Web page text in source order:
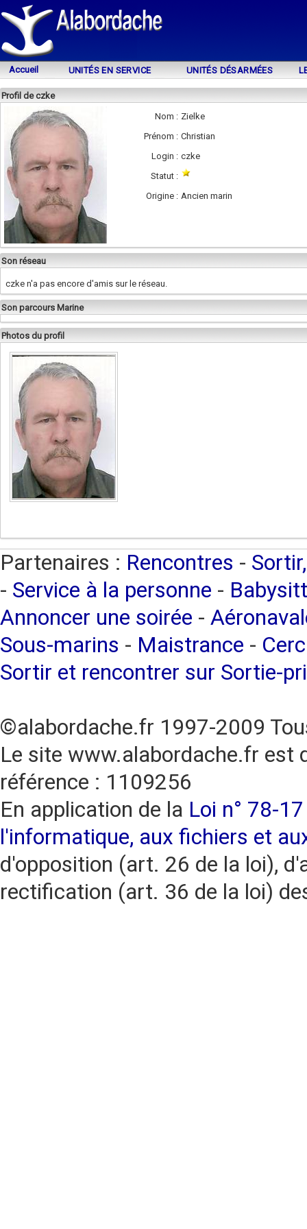
Accueil UNITÉS EN SERVICE UNITÉS DÉSARMÉES
Profil de czke
Nom : Zielke
Prénom : Christian
Login : czke
Statut :
Origine : Ancien marin
Son réseau
czke n'a pas encore d'amis sur le réseau.
Son parcours Marine
Photos du profil
Partenaires : Rencontres -
- Service à la personne -
Annoncer une soirée -
Sous-marins - Maistrance -
Sortir et rencontrer sur Sortie-
©alabordache.fr 1997-2009
Le site www.alabordache.fr est
référence : 1109256
En application de la Loi n° 78-
l'informatique, aux fichiers et
d'opposition (art. 26 de la loi),
rectification (art. 36 de la loi)